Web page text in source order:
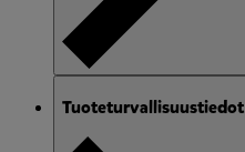
Tuoteturvallisuustiedot